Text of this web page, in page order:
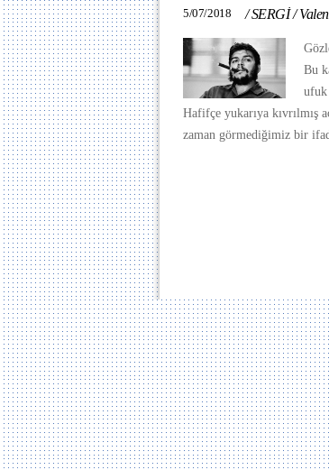
5/07/2018 /SERGİ /
Bu
ufuk
Hafifçe yukarıya kıvrılmış
zaman görmediğimiz bir